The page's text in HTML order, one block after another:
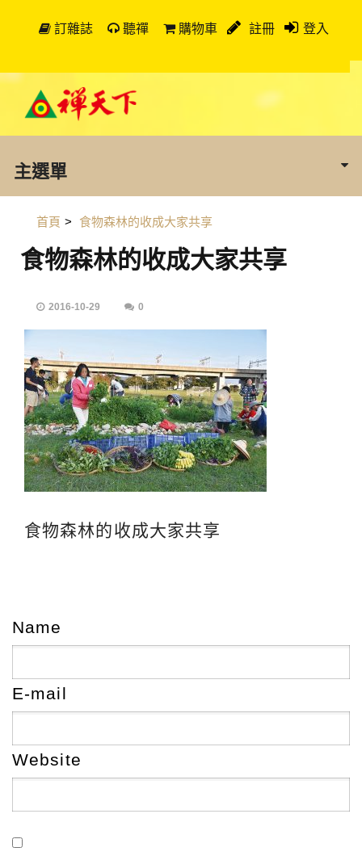
訂雜誌 聽禪 購物車 註冊 登入
主選單
首頁 > 食物森林的收成大家共享
食物森林的收成大家共享
2016-10-29 0
食物森林的收成大家共享
Name
E-mail
Website